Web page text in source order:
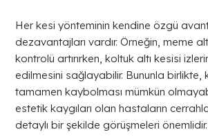
Her kesi yönteminin kendine özgü
dezavantajları vardır. Örneğin, meme
kontrolü artırırken, koltuk altı kesisi
edilmesini sağlayabilir. Bununla birlikte,
tamamen kaybolması mümkün
estetik kaygıları olan hastaların
detaylı bir şekilde görüşmeleri önemlidir.